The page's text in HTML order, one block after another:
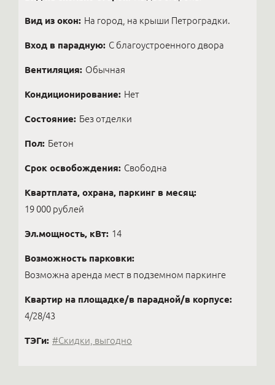
Вид из окон: На город, на крыши Петроградки.
Вход в парадную: С благоустроенного двора
Вентиляция: Обычная
Кондиционирование: Нет
Состояние: Без отделки
Пол: Бетон
Срок освобождения: Свободна
Квартплата, охрана, паркинг в месяц:
19 000 рублей
Эл.мощность, кВт: 14
Возможность парковки:
Возможна аренда мест в подземном паркинге
Квартир на площадке/в парадной/в корпусе:
4/28/43
ТЭГи: #Скидки, выгодно